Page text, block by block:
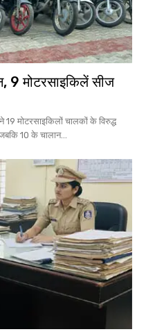
9 मोटरसाइकिलें सीज
मोटरसाइकिलों चालकों के विरुद्ध
10 के चालान...